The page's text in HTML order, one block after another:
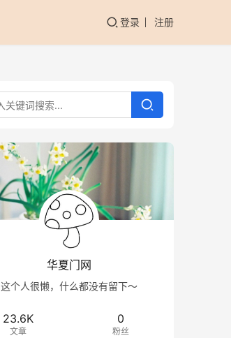
登录 注册
华夏门网
这个人很懒，什么都没有留下～
23.6K
文章
0
粉丝